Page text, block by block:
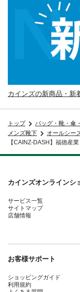
カインズの新商品・新
トップ バッグ・靴・傘
メンズ靴下
オールシー
【CAINZ-DASH】福徳産
カインズオンラインシ
サービス一覧
サイトマップ
店舗情報
お客様サポート
ショッピングガイド
利用規約